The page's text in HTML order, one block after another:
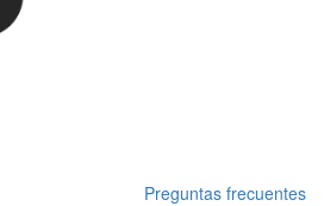
Preguntas frecuentes